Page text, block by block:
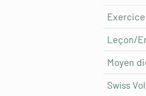
Leçon/
Moyen
Swiss